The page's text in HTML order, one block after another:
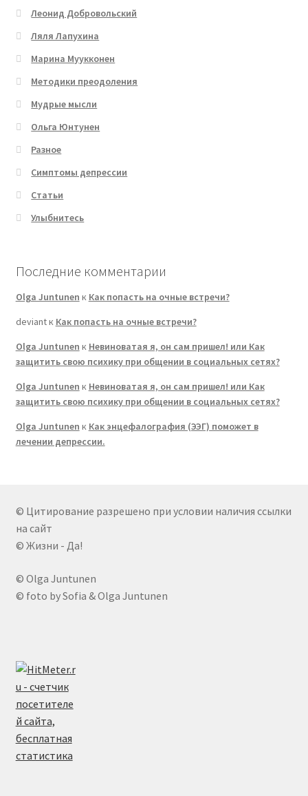
Леонид Добровольский
Ляля Лапухина
Марина Муукконен
Методики преодоления
Мудрые мысли
Ольга Юнтунен
Разное
Симптомы депрессии
Статьи
Улыбнитесь
Последние комментарии
Olga Juntunen к Как попасть на очные встречи?
deviantк Как попасть на очные встречи?
Olga Juntunen к Невиноватая я, он сам пришел! или Как
защитить свою психику при общении в социальных сетях?
Olga Juntunen к Невиноватая я, он сам пришел! или Как
защитить свою психику при общении в социальных сетях?
Olga Juntunen к Как энцефалография (ЭЭГ) поможет в
лечении депрессии.
© Цитирование разрешено при условии наличия ссылки
на сайт
© Жизни - Да!
© Olga Juntunen
© foto by Sofia & Olga Juntunen